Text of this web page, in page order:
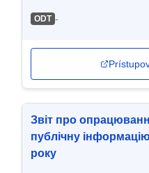
ODT -
Звіт про
публічну
року